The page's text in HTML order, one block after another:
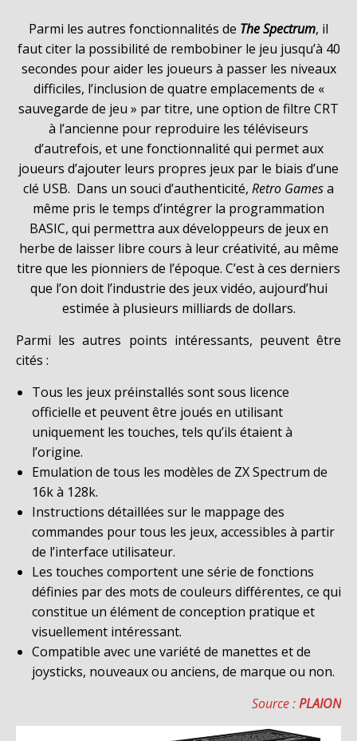
Parmi les autres fonctionnalités de The Spectrum, il
faut citer la possibilité de rembobiner le jeu jusqu’à 40
secondes pour aider les joueurs à passer les niveaux
difficiles, l’inclusion de quatre emplacements de «
sauvegarde de jeu » par titre, une option de filtre CRT
à l’ancienne pour reproduire les téléviseurs
d’autrefois, et une fonctionnalité qui permet aux
joueurs d’ajouter leurs propres jeux par le biais d’une
clé USB. Dans un souci d’authenticité, Retro Gamesa
même pris le temps d’intégrer la programmation
BASIC, qui permettra aux développeurs de jeux en
herbe de laisser libre cours à leur créativité, au même
titre que les pionniers de l’époque. C’est à ces derniers
que l’on doit l’industrie des jeux vidéo, aujourd’hui
estimée à plusieurs milliards de dollars.
Parmi les autres points intéressants, peuvent être
cités :
Tous les jeux préinstallés sont sous licence
officielle et peuvent être joués en utilisant
uniquement les touches, tels qu’ils étaient à
l’origine.
Emulation de tous les modèles de ZX Spectrum de
16k à 128k.
Instructions détaillées sur le mappage des
commandes pour tous les jeux, accessibles à partir
de l’interface utilisateur.
Les touches comportent une série de fonctions
définies par des mots de couleurs différentes, ce qui
constitue un élément de conception pratique et
visuellement intéressant.
Compatible avec une variété de manettes et de
joysticks, nouveaux ou anciens, de marque ou non.
Source :PLAION